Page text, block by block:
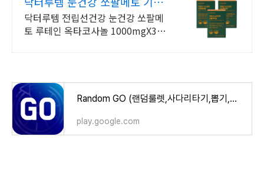
한정 단독특가
닥터루템 전립선건강 눈건강 쏘팔메
토 루테인 옥타코사놀 1000mgX30
Random GO (랜덤룰렛,사다리타기,뽑기,복불복) - Google Play 앱
play.google.com